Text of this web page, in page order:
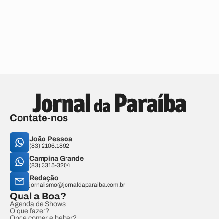
Contate-nos
João Pessoa
(83) 2106.1892
Campina Grande
(83) 3315-3204
Redação
jornalismo@jornaldaparaiba.com.br
Qual a Boa?
Agenda de Shows
O que fazer?